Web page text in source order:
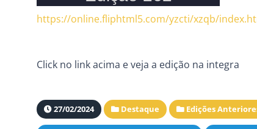
https://online.fliphtml5.com/yzcti/xzqb/
Click no link acima e veja a edição na integra
27/02/2024 Destaque Edições